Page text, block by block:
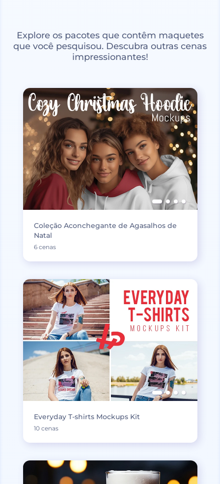
Explore os pacotes que contêm maquetes
que você pesquisou. Descubra outras cenas
impressionantes!
Coleção Aconchegante de Agasalhos de
Natal
6 cenas
Everyday T-shirts Mockups Kit
10 cenas